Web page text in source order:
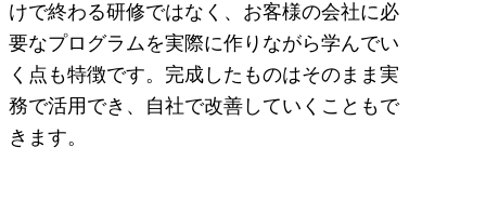
けで終わる研修ではなく、お客様の会社に必
要なプログラムを実際に作りながら学んでい
く点も特徴です。完成したものはそのまま実
務で活用でき、自社で改善していくこともで
きます。